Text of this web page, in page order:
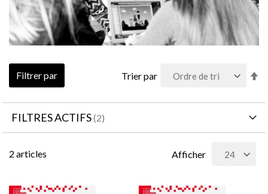
2 articles Afficher
Trier par
Filtrer par
FILTRES ACTIFS